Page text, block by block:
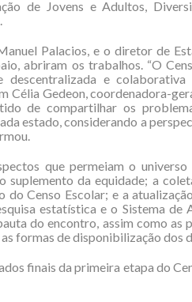
de Jovens e Adultos,
Palacios, e o diretor de
abriram os trabalhos. “O
descentralizada e
Célia Gedeon, coordenadora-
de compartilhar os
estado, considerando a
que permeiam o
suplemento da equidade; a
do Censo Escolar; e a
estatística e o Sistema de
do encontro, assim como as
formas de disponibilização dos
finais da primeira etapa do